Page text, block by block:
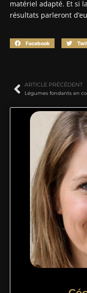
matériel adapté. Et si
résultats parleront
Facebook
ARTICLE PRÉCÉDENT